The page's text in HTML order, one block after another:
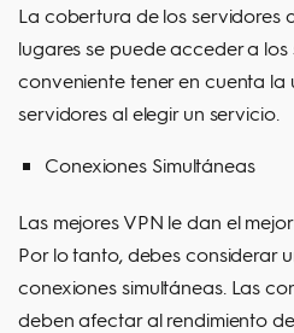
La cobertura de los servidores
lugares se puede acceder a
conveniente tener en cuenta la
servidores al elegir un servicio.
Conexiones Simultáneas
Las mejores VPN le dan el
Por lo tanto, debes considerar
conexiones simultáneas. Las
deben afectar al rendimiento